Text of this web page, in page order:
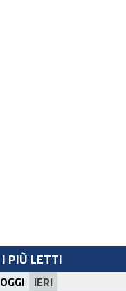
I PIÙ LETTI
OGGI IERI